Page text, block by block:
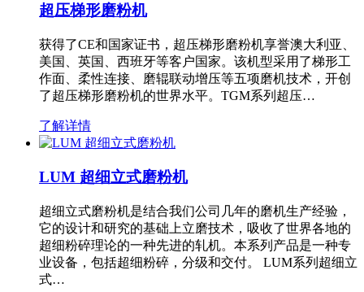
超压梯形磨粉机
获得了CE和国家证书，超压梯形磨粉机享誉澳大利亚、
美国、英国、西班牙等客户国家。该机型采用了梯形工
作面、柔性连接、磨辊联动增压等五项磨机技术，开创
了超压梯形磨粉机的世界水平。TGM系列超压…
了解详情
LUM 超细立式磨粉机
超细立式磨粉机是结合我们公司几年的磨机生产经验，
它的设计和研究的基础上立磨技术，吸收了世界各地的
超细粉碎理论的一种先进的轧机。本系列产品是一种专
业设备，包括超细粉碎，分级和交付。 LUM系列超细立
式…